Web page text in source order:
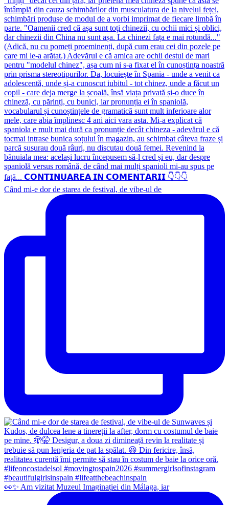
Când mi-e dor de starea de festival, de vibe-ul de
👀✨️ Am vizitat Muzeul Imaginației din Málaga, iar